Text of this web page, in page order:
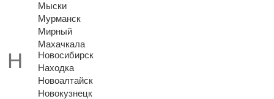
Мыски
Мурманск
Мирный
Махачкала
Новосибирск
Находка
Новоалтайск
Новокузнецк